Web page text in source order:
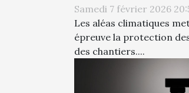
Samedi 7 février 2026
Les aléas climatiques
épreuve la protection
des chantiers....